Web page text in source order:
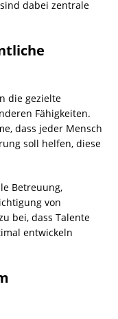
dabei zentrale
die gezielte
Fähigkeiten.
dass jeder Mensch
soll helfen, diese
Betreuung,
von
bei, dass Talente
entwickeln